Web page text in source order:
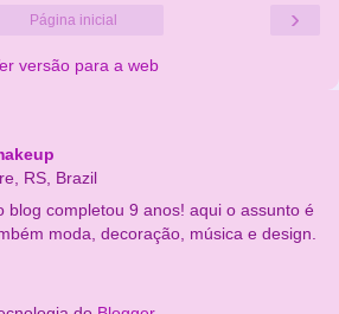
›
Página inicial
versão para a web
RS, Brazil
blog completou 9 anos! aqui o assunto é
moda, decoração, música e design.